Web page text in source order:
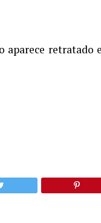
retratado